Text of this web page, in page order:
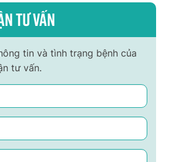
tư vấn
tin và tình trạng bệnh của
tư vấn.